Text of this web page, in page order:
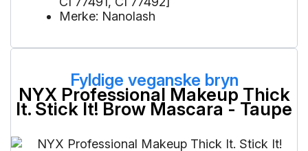
Merke: Nanolash
Fyldige veganske bryn
NYX Professional Makeup Thick
It. Stick It! Brow Mascara - Taupe